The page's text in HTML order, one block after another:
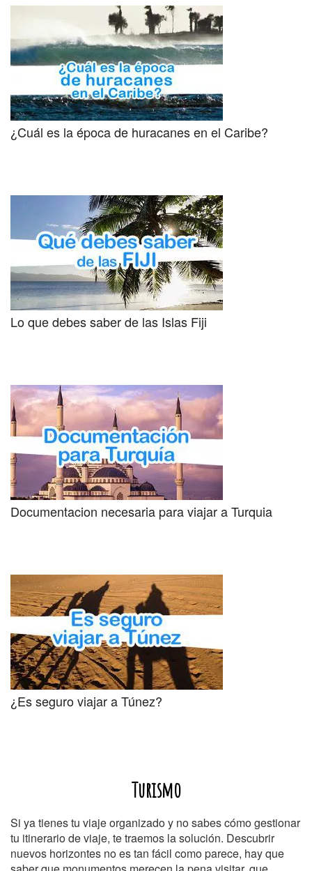
¿Cuál es la época de huracanes en el Caribe?
Lo que debes saber de las Islas Fiji
Documentacion necesaria para viajar a Turquia
¿Es seguro viajar a Túnez?
Turismo
Si ya tienes tu viaje organizado y no sabes cómo gestionar
tu itinerario de viaje, te traemos la solución. Descubrir
nuevos horizontes no es tan fácil como parece, hay que